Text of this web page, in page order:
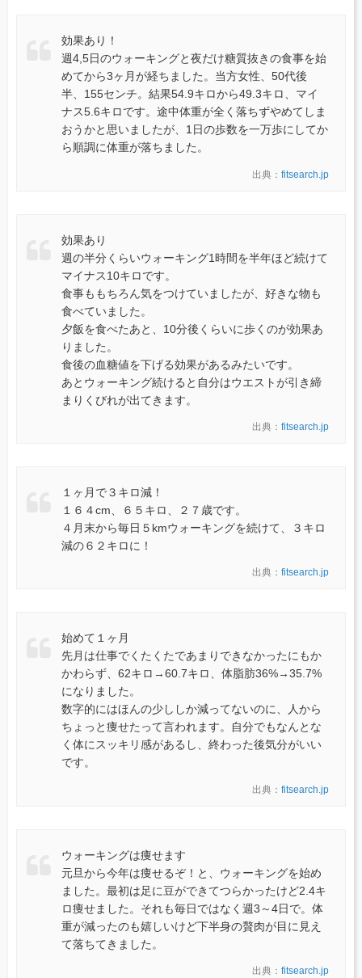
効果あり！
週4,5日のウォーキングと夜だけ糖質抜きの食事を始
めてから3ヶ月が経ちました。当方女性、50代後
半、155センチ。結果54.9キロから49.3キロ、マイ
ナス5.6キロです。途中体重が全く落ちずやめてしま
おうかと思いましたが、1日の歩数を一万歩にしてか
ら順調に体重が落ちました。
出典： fitsearch.jp
効果あり
週の半分くらいウォーキング1時間を半年ほど続けて
マイナス10キロです。
食事ももちろん気をつけていましたが、好きな物も
食べていました。
夕飯を食べたあと、10分後くらいに歩くのが効果あ
りました。
食後の血糖値を下げる効果があるみたいです。
あとウォーキング続けると自分はウエストが引き締
まりくびれが出てきます。
出典： fitsearch.jp
１ヶ月で３キロ減！
１６４cm、６５キロ、２７歳です。
４月末から毎日５kmウォーキングを続けて、３キロ
減の６２キロに！
出典： fitsearch.jp
始めて１ヶ月
先月は仕事でくたくたであまりできなかったにもか
かわらず、62キロ→60.7キロ、体脂肪36%→35.7%
になりました。
数字的にはほんの少ししか減ってないのに、人から
ちょっと痩せたって言われます。自分でもなんとな
く体にスッキリ感があるし、終わった後気分がいい
です。
出典： fitsearch.jp
ウォーキングは痩せます
元旦から今年は痩せるぞ！と、ウォーキングを始め
ました。最初は足に豆ができてつらかったけど2.4キ
ロ痩せました。それも毎日ではなく週3～4日で。体
重が減ったのも嬉しいけど下半身の贅肉が目に見え
て落ちてきました。
出典： fitsearch.jp